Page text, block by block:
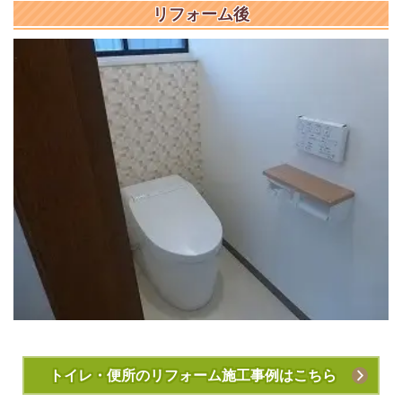
リフォーム後
トイレ・便所のリフォーム施工事例はこちら